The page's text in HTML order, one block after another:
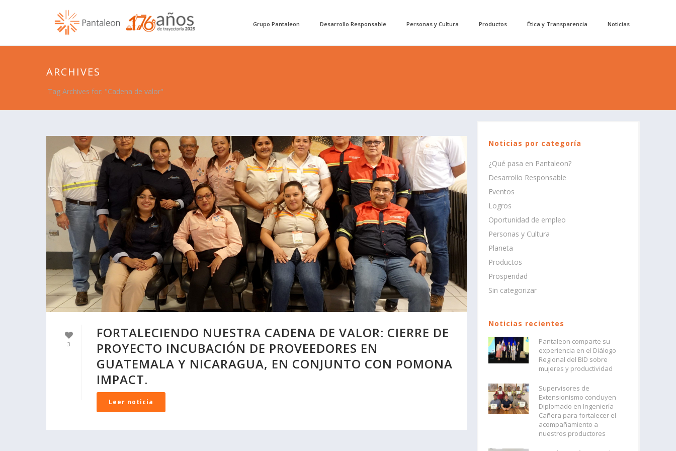
Grupo Pantaleon Desarrollo Responsable Personas y Cultura Productos Ética y Transparencia Noticias
ARCHIVES
Tag Archives for: "Cadena de valor"
3
FORTALECIENDO NUESTRA CADENA DE VALOR: CIERRE DE
PROYECTO INCUBACIÓN DE PROVEEDORES EN
GUATEMALA Y NICARAGUA, EN CONJUNTO CON POMONA
IMPACT.
Leer noticia
Noticias por categoría
¿Qué pasa en Pantaleon?
Desarrollo Responsable
Eventos
Logros
Oportunidad de empleo
Personas y Cultura
Planeta
Productos
Prosperidad
Sin categorizar
Noticias recientes
Pantaleon comparte su
experiencia en el Diálogo
Regional del BID sobre
mujeres y productividad
Supervisores de
Extensionismo concluyen
Diplomado en Ingeniería
Cañera para fortalecer el
acompañamiento a
nuestros productores